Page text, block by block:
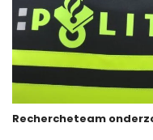
Rechercheteam